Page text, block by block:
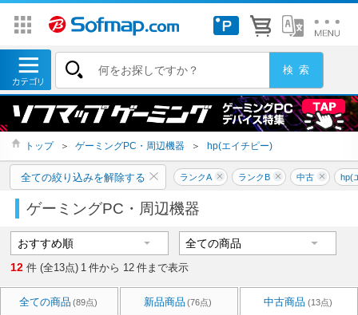
トップ ＞ ゲーミングPC・周辺機器 ＞ hp(エイチピー)
全ての絞り込みを解除する ランクA ランクB 中古 hp(
ゲーミングPC・周辺機器
12 件 (全13点) 1 件から 12 件まで表示
全ての商品 (89点) 新品商品 (76点) 中古商品 (13点)